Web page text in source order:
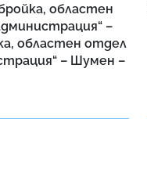
областен
–
областен отдел
– Шумен –